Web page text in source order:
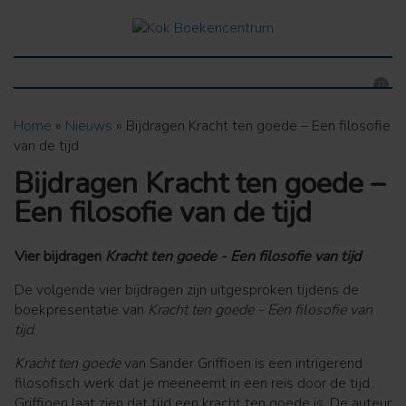
0
Home » Nieuws » Bijdragen Kracht ten goede – Een filosofie
van de tijd
Bijdragen Kracht ten goede –
Een filosofie van de tijd
Vier bijdragen Kracht ten goede - Een filosofie van tijd
De volgende vier bijdragen zijn uitgesproken tijdens de
boekpresentatie van Kracht ten goede - Een filosofie van
tijd.
Kracht ten goedevan Sander Griffioen is een intrigerend
filosofisch werk dat je meeneemt in een reis door de tijd.